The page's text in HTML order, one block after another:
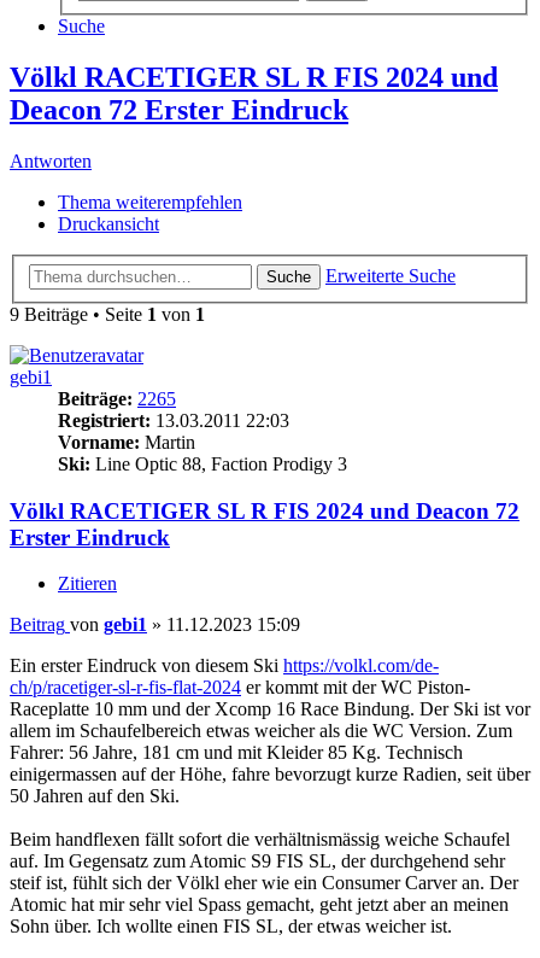
Suche
Völkl RACETIGER SL R FIS 2024 und
Deacon 72 Erster Eindruck
Antworten
Thema weiterempfehlen
Druckansicht
Suche
Erweiterte Suche
9 Beiträge • Seite 1 von 1
gebi1
Beiträge: 2265
Registriert: 13.03.2011 22:03
Vorname: Martin
Ski: Line Optic 88, Faction Prodigy 3
Völkl RACETIGER SL R FIS 2024 und Deacon 72
Erster Eindruck
Zitieren
Beitrag von gebi1 » 11.12.2023 15:09
Ein erster Eindruck von diesem Ski https://volkl.com/de-
ch/p/racetiger-sl-r-fis-flat-2024 er kommt mit der WC Piston-
Raceplatte 10 mm und der Xcomp 16 Race Bindung. Der Ski ist vor
allem im Schaufelbereich etwas weicher als die WC Version. Zum
Fahrer: 56 Jahre, 181 cm und mit Kleider 85 Kg. Technisch
einigermassen auf der Höhe, fahre bevorzugt kurze Radien, seit über
50 Jahren auf den Ski.
Beim handflexen fällt sofort die verhältnismässig weiche Schaufel
auf. Im Gegensatz zum Atomic S9 FIS SL, der durchgehend sehr
steif ist, fühlt sich der Völkl eher wie ein Consumer Carver an. Der
Atomic hat mir sehr viel Spass gemacht, geht jetzt aber an meinen
Sohn über. Ich wollte einen FIS SL, der etwas weicher ist.